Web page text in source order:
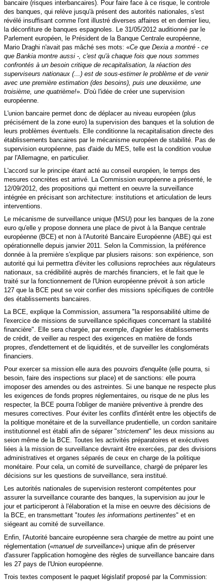
bancaire (risques interbancaires). Pour faire face à ce risque, le controle
des banques, qui relève jusqu'à présent des autorités nationales, s'est
révélé insuffisant comme l'ont illustré diverses affaires et en dernier lieu,
la déconfiture de banques espagnoles. Le 31/05/2012 auditionné par le
Parlement européen, le Président de la Banque Centrale européenne,
Mario Draghi n'avait pas mâché ses mots: «Ce que Dexia a montré - ce
que Bankia montre aussi -, c'est qu'à chaque fois que nous sommes
confrontés à un besoin critique de recapitalisation, la réaction des
superviseurs nationaux (…) est de sous-estimer le problème et de venir
avec une première estimation (des besoins), puis une deuxième, une
troisième, une quatrième!». D'où l'idée de créer une supervision
européenne.
L'union bancaire permet donc de déplacer au niveau européen (plus
précisément de la zone euro) la supervision des banques et la solution de
leurs problèmes éventuels. Elle conditionne la recapitalisation directe des
établissements bancaires par le mécanisme européen de stabilité. Pas de
supervision européenne, pas d'aide du MES, telle est la condition voulue
par l'Allemagne, en particulier.
L'accord sur le principe étant acté au conseil européen, le temps des
mesures concrètes est arrivé. La Commission européenne a présenté, le
12/09/2012, des propositions qui mettent en oeuvre la surveillance
intégrée en précisant son architecture: institutions et articulation de leurs
interventions.
Le mécanisme de surveillance unique (MSU) pour les banques de la zone
euro qu'elle y propose donnera une place de pivot à la Banque centrale
européenne (BCE) et non à l'Autorité Bancaire Européenne (ABE) qui est
opérationnelle depuis janvier 2011. Selon la Commission, la préférence
donnée à la première s'explique par plusiers raisons: son expérience, son
autorité qui lui permettra d'éviter les collusions reprochées aux régulateurs
nationaux, sa crédibilité auprès de marchés financiers, et le fait que le
traité sur la fonctionnement de l'Union européenne prévoit à son article
127 que la BCE peut se voir confier des missions spécifiques de contrôle
des établissements bancaires.
La BCE, explique la Commission, assumera "la responsabilité ultime de
l'exercice de missions de surveillance spécifiques concernant la stabilité
financière". Elle sera chargée, par exemple, d'agréer les établissements
de crédit, de veiller au respect des exigences en matière de fonds
propres, d'endettement et de liquidités, et de surveiller les conglomérats
financiers.
Pour exercer sa mission elle aura des pouvoirs d'enquête (elle pourra, si
besoin, faire des inspections sur place) et de sanctions: elle pourra
imoposer desamendes ou des astreintes.Si une banque ne respecte plus
les exigences de fonds propres réglementaires, ou risque de ne plus les
respecter, la BCE pourra l'obliger de manière préventive à prendre des
mesures correctives. Pour éviter les conflits d'intérêtentre les objectifs de
la politique monétaire et de la surveillance prudentielle, un cordon sanitaire
institutionnel est établi afin de séparer "strictement" les deux missions au
seion même de la BCE. Toutes les activités préparatoires et exécutives
liées à la mission de surveillance devraint être exercées, par des divisions
administratives et organes séparés de ceux en charge de la politique
monétaire. Pour cela, un comité de surveillance, chargé de préparer les
décisions sur les questions de surveillance, sera institué.
Les autorités nationales de supervision resteront compétentes pour
assurer la surveillance courante des banques, la supervision au jour le
jour et participeront à l'élaboration et la mise en oeuvre des décisions de
la BCE, en transmettant"toutes les informations pertinentes" et en
siégeant au comité de surveillance.
Enfin, l'Autorité bancaire européenne sera chargée de mettre au point une
réglementation («manuel de surveillance») unique afin de préserver
d'assurer l'application homogène des règles de surveillance bancairedans
les 27 pays de l'Union européenne.
Trois textes composent le paquet législatif proposé par la Commission: